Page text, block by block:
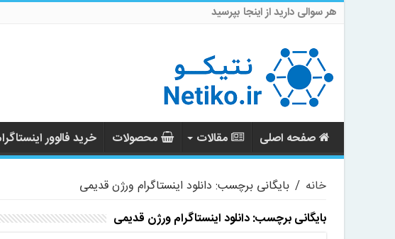
هر سوالی دارید از اینجا بپرسید
صفحه اصلی مقالات محصولات خرید فالوور
خانه / بایگانی برچسب: دانلود اینستاگرام ورژن قدیمی
بایگانی برچسب:دانلود اینستاگرام ورژن قدیمی